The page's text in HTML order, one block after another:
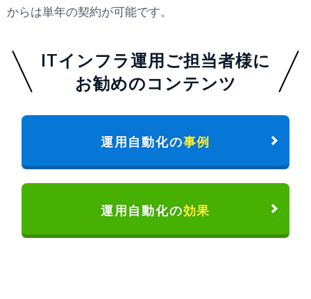
からは単年の契約が可能です。
ITインフラ運用ご担当者様に
お勧めのコンテンツ
運用自動化の事例
運用自動化の効果